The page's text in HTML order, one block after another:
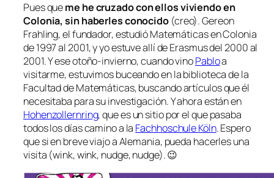
Pues queme he cruzado con ellos viviendo en
Colonia, sin haberles conocido (creo). Gereon
Frahling, el fundador, estudió Matemáticas en Colonia
de 1997 al 2001, y yo estuve allí de Erasmus del 2000 al
2001. Y ese otoño-invierno, cuando vinoPabloa
visitarme, estuvimos buceando en la biblioteca de la
Facultad de Matemáticas, buscando artículos que él
necesitaba para su investigación. Y ahora están en
Hohenzollernring, que es un sitio por el que pasaba
todos los días camino a la Fachhoschule Köln. Espero
que si en breve viajo a Alemania, pueda hacerles una
visita (wink, wink, nudge, nudge). 😉